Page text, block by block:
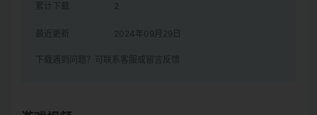
累计下载 2
最近更新 2024年09月29日
下载遇到问题？可联系客服或留言反馈